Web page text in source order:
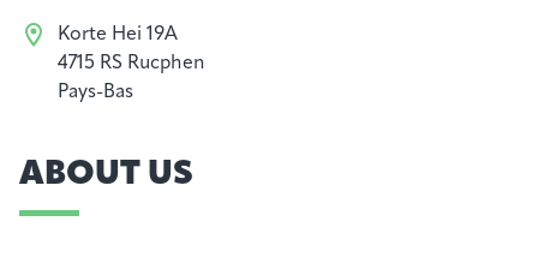
Korte Hei 19A
4715 RS Rucphen
Pays-Bas
ABOUT US